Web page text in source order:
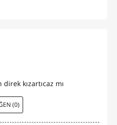
kızartıcaz mı
(0)